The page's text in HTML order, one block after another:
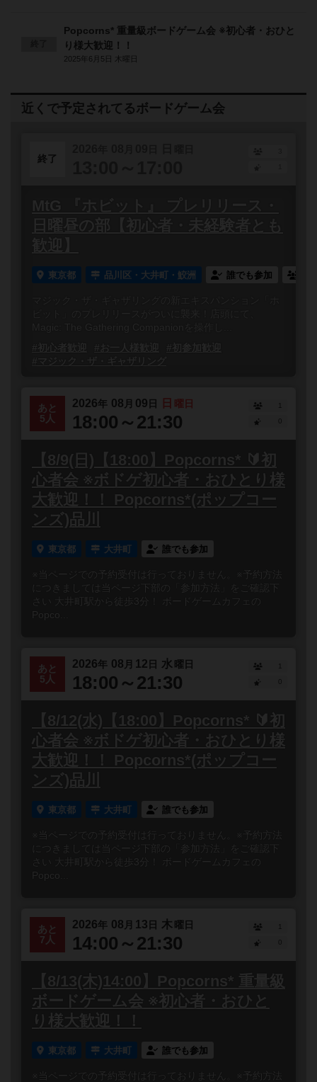
Popcorns* 重量級ボードゲーム会 ※初心者・おひと
り様大歓迎！！
2025年6月5日 木曜日
近くで予定されてるボードゲーム会
終了
MtG 『ホビット』 プレリリース・
日曜昼の部【初心者・未経験者とも
歓迎】
東京都 品川区・大井町・鮫洲 誰でも参加
#初心者歓迎
#お一人様歓迎
#初参加歓迎
#マジック・ザ・ギャザリング
あと
5人
2026年 08 月 09 日 日 曜日
18:00～21:30
1
【8/9(日)【18:00】Popcorns* 🔰初
心者会 ※ボドゲ初心者・おひとり様
大歓迎！！ Popcorns*(ポップコー
ンズ)品川
東京都 大井町 誰でも参加
※当ページでの予約受付は行っておりません。※予約方法
につきましては当ページ下部の「参加方法」をご確認下
さい 大井町駅から徒歩3分！ ボードゲームカフェの
Popco...
あと
5人
2026年 08 月 12 日 水 曜日
18:00～21:30
1
【8/12(水)【18:00】Popcorns* 🔰初
心者会 ※ボドゲ初心者・おひとり様
大歓迎！！ Popcorns*(ポップコー
ンズ)品川
東京都 大井町 誰でも参加
※当ページでの予約受付は行っておりません。※予約方法
につきましては当ページ下部の「参加方法」をご確認下
さい 大井町駅から徒歩3分！ ボードゲームカフェの
Popco...
あと
7人
2026年 08 月 13 日 木曜日
14:00～21:30
1
【8/13(木)14:00】Popcorns* 重量級
ボードゲーム会 ※初心者・おひと
り様大歓迎！！
東京都 大井町 誰でも参加
※当ページでの予約受付は行っておりません。※予約方法